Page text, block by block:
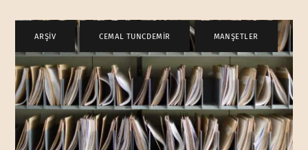
ARŞİV CEMAL TUNCDEMİR , MANŞETLER